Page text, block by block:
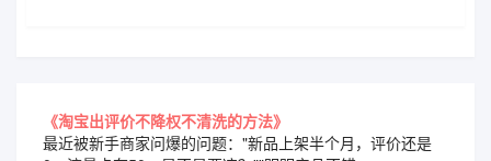
《淘宝出评价不降权不清洗的方法》
最近被新手商家问爆的问题："新品上架半个月，评价还是